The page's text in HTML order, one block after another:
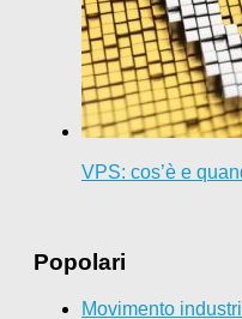
VPS: cos’è e
Popolari
Movimento